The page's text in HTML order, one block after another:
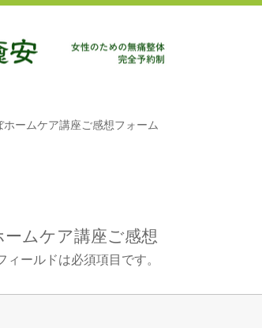
ホームケア講座ご感想フォーム
ムケア講座ご感想
ィールドは必須項目です。